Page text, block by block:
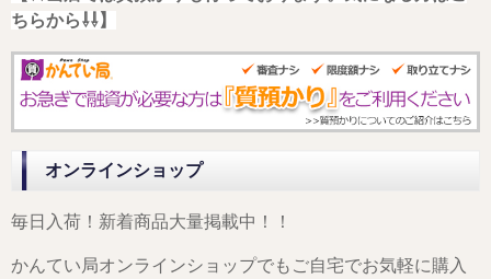
ちらから⇩⇩】
オンラインショップ
毎日入荷！新着商品大量掲載中！！
かんてい局オンラインショップでもご自宅でお気軽に購入